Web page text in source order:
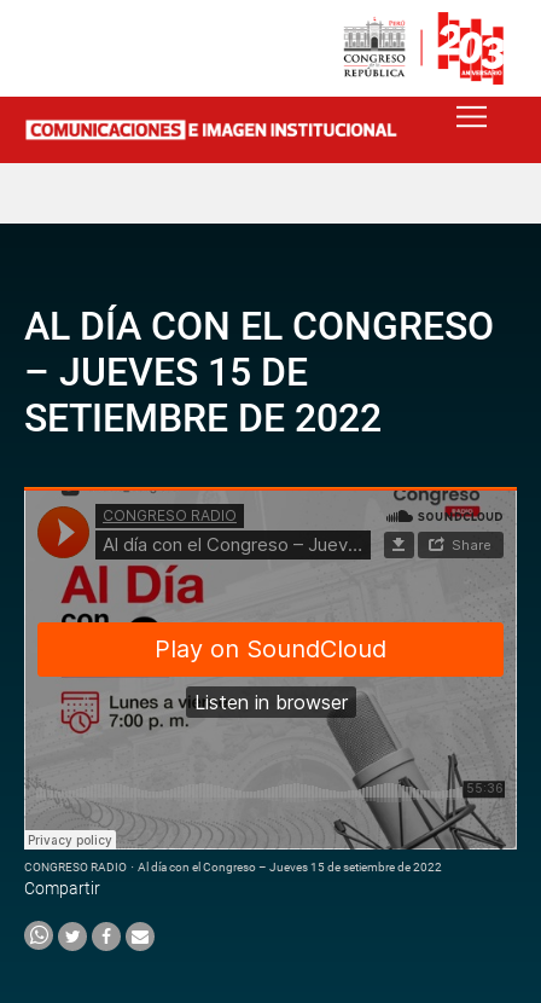
AL DÍA CON EL CONGRESO
– JUEVES 15 DE
SETIEMBRE DE 2022
CONGRESO RADIO · Al día con el Congreso – Jueves 15 de setiembre de 2022
Compartir